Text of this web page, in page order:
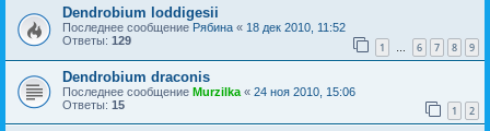
Dendrobium loddigesii
Последнее сообщение Рябина « 18 дек 2010, 11:52
Ответы: 129 1 … 6 7 8 9
Dendrobium draconis
Последнее сообщение Murzilka « 24 ноя 2010, 15:06
Ответы: 15 1 2